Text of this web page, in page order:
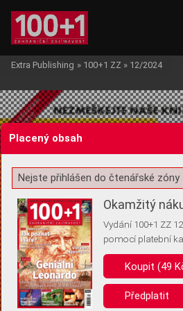
Žádost o souhlas s ukládáním
Pro základní fungování webu
(tzv. cookies apod.). Rádi bychom vás ale
uložením volitelných informací:
Anonymní unikátní ID
Extra Publishing » 100+1 ZZ » 12/2024
Placený obsah
Nejste přihlášen do čtenářské zóny
Okamžitý
Vydání 100+1 ZZ
pomocí platební
Koupit (49
Předplatit